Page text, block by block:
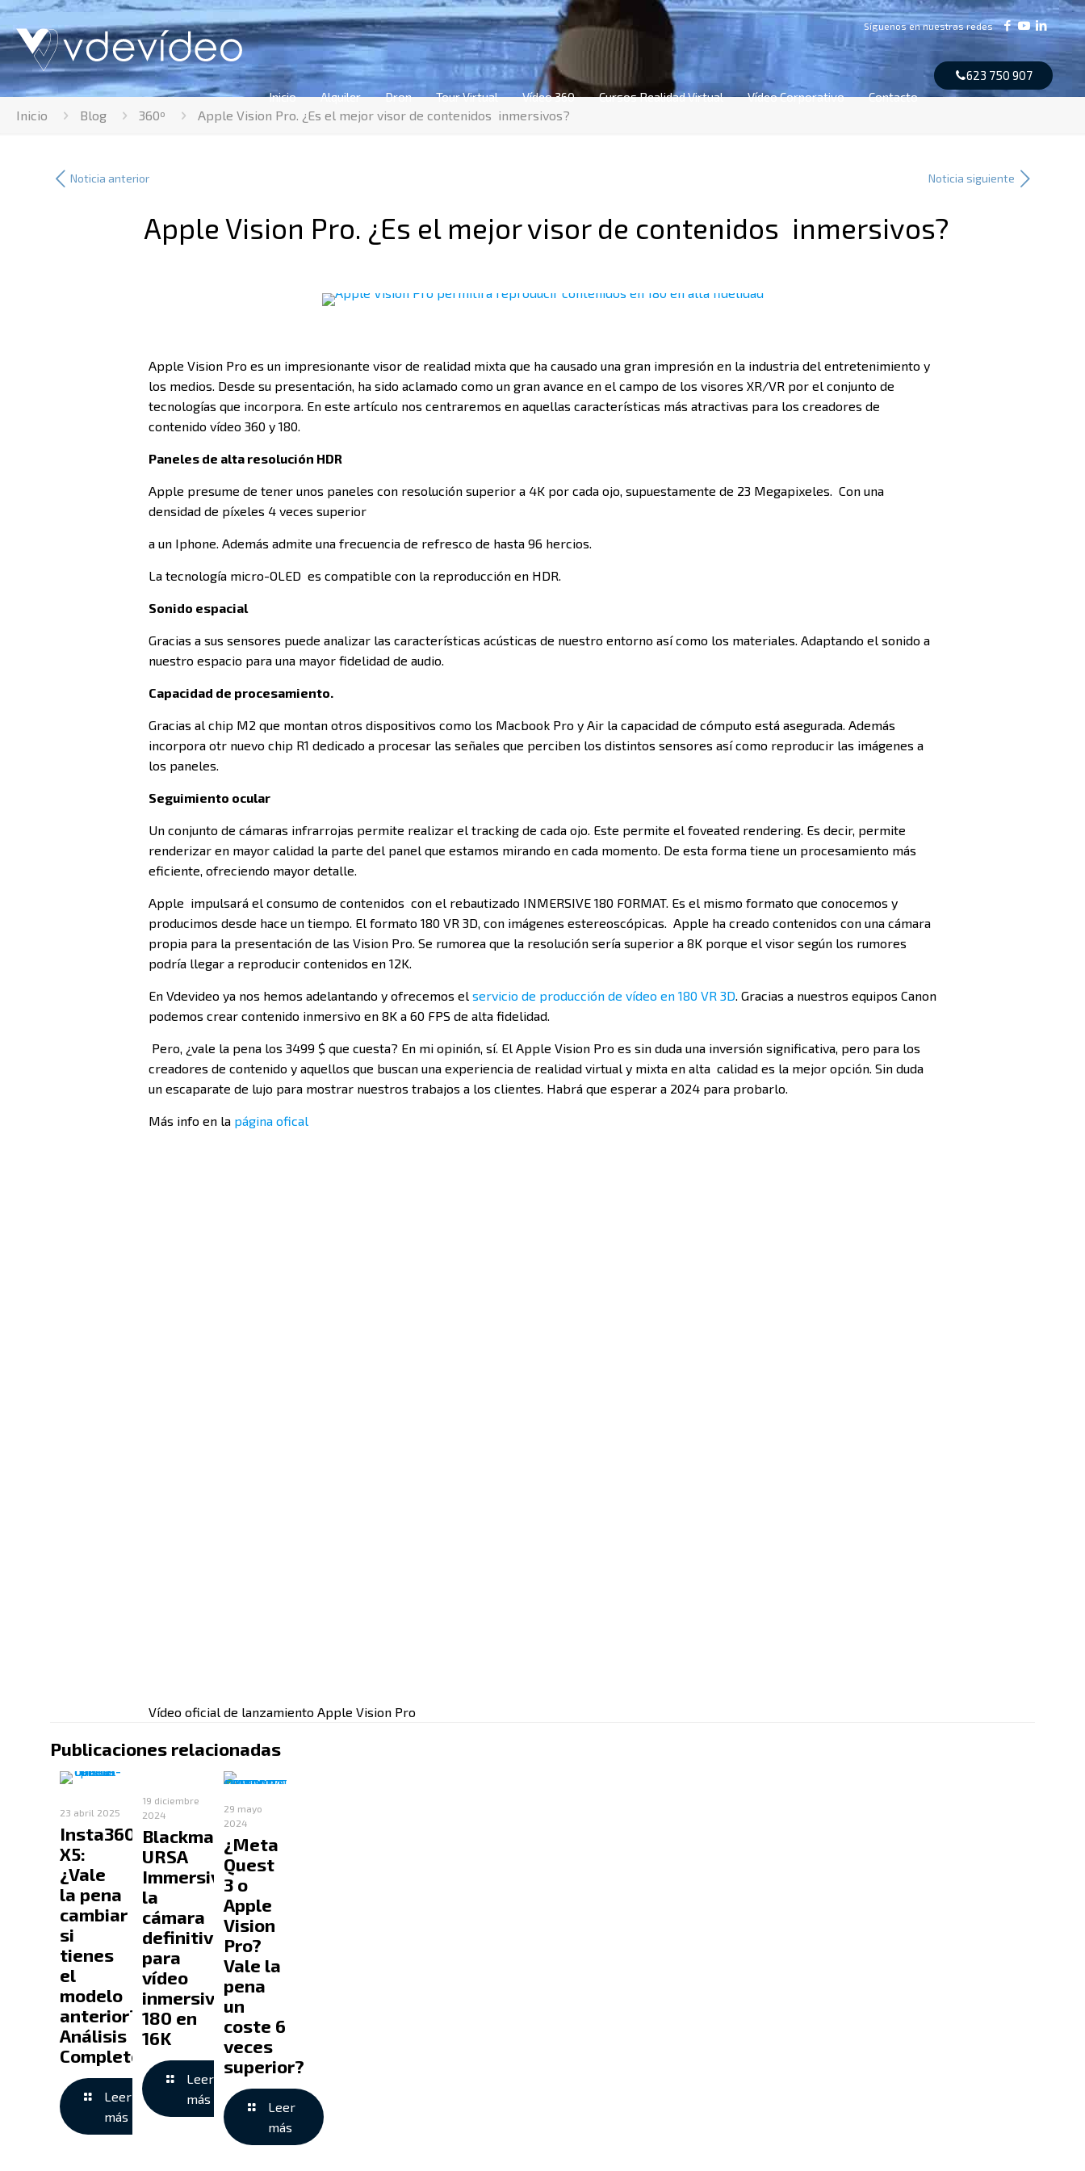
Inicio Alquiler Dron Tour Virtual Vídeo 360 Cursos Realidad Virtual Vídeo Corporativo Contacto
623 750 907
Inicio Blog 360º Apple Vision Pro. ¿Es el mejor visor de contenidos inmersivos?
Apple Vision Pro. ¿Es el mejor visor de contenidos inmersivos?
Apple Vision Pro es un impresionante visor de realidad mixta que ha causado una gran impresión en la industria del entretenimiento y
los medios. Desde su presentación, ha sido aclamado como un gran avance en el campo de los visores XR/VR por el conjunto de
tecnologías que incorpora. En este artículo nos centraremos en aquellas características más atractivas para los creadores de
contenido vídeo 360 y 180.
Paneles de alta resolución HDR
Apple presume de tener unos paneles con resolución superior a 4K por cada ojo, supuestamente de 23 Megapixeles. Con una
densidad de píxeles 4 veces superior
a un Iphone. Además admite una frecuencia de refresco de hasta 96 hercios.
La tecnología micro-OLED es compatible con la reproducción en HDR.
Sonido espacial
Gracias a sus sensores puede analizar las características acústicas de nuestro entorno así como los materiales. Adaptando el sonido a
nuestro espacio para una mayor fidelidad de audio.
Capacidad de procesamiento.
Gracias al chip M2 que montan otros dispositivos como los Macbook Pro y Air la capacidad de cómputo está asegurada. Además
incorpora otr nuevo chip R1 dedicado a procesar las señales que perciben los distintos sensores así como reproducir las imágenes a
los paneles.
Seguimiento ocular
Un conjunto de cámaras infrarrojas permite realizar el tracking de cada ojo. Este permite el foveated rendering. Es decir, permite
renderizar en mayor calidad la parte del panel que estamos mirando en cada momento. De esta forma tiene un procesamiento más
eficiente, ofreciendo mayor detalle.
Apple impulsará el consumo de contenidos con el rebautizado INMERSIVE 180 FORMAT. Es el mismo formato que conocemos y
producimos desde hace un tiempo. El formato 180 VR 3D, con imágenes estereoscópicas. Apple ha creado contenidos con una cámara
propia para la presentación de las Vision Pro. Se rumorea que la resolución sería superior a 8K porque el visor según los rumores
podría llegar a reproducir contenidos en 12K.
En Vdevideo ya nos hemos adelantando y ofrecemos el servicio de producción de vídeo en 180 VR 3D. Gracias a nuestros equipos Canon
podemos crear contenido inmersivo en 8K a 60 FPS de alta fidelidad.
Pero, ¿vale la pena los 3499 $ que cuesta? En mi opinión, sí. El Apple Vision Pro es sin duda una inversión significativa, pero para los
creadores de contenido y aquellos que buscan una experiencia de realidad virtual y mixta en alta calidad es la mejor opción. Sin duda
un escaparate de lujo para mostrar nuestros trabajos a los clientes. Habrá que esperar a 2024 para probarlo.
Más info en la página ofical
Vídeo oficial de lanzamiento Apple Vision Pro
Publicaciones relacionadas
23 abril 2025
Insta360
X5:
¿Vale
la pena
cambiar
si
tienes
el
modelo
anterior?
Análisis
Completo
Leer
más
19 diciembre
2024
Blackmagic
URSA
Immersive:
la
cámara
definitiva
para
vídeo
inmersivo
180 en
16K
Leer
más
29 mayo
2024
¿Meta
Quest
3 o
Apple
Vision
Pro?
Vale la
pena
un
coste 6
veces
superior?
Leer
más